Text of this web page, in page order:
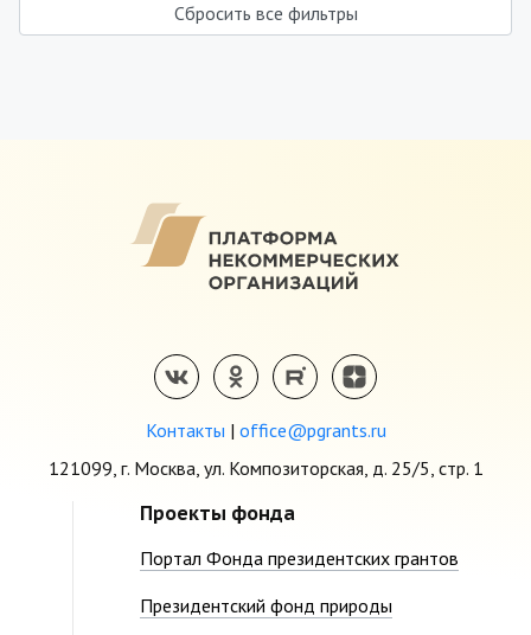
Сбросить все фильтры
Контакты | office@pgrants.ru
121099, г. Москва, ул. Композиторская, д. 25/5, стр. 1
Проекты фонда
Портал Фонда президентских грантов
Президентский фонд природы